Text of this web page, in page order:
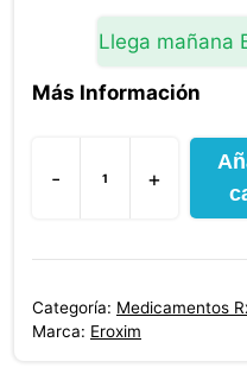
Llega mañana
Más Información
-
Eroxim
100
mg
+
Categoría: Medicamentos
Marca: Eroxim